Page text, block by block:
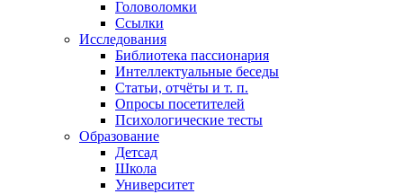
Головоломки
Ссылки
Исследования
Библиотека пассионария
Интеллектуальные беседы
Статьи, отчёты и т. п.
Опросы посетителей
Психологические тесты
Образование
Детсад
Школа
Университет